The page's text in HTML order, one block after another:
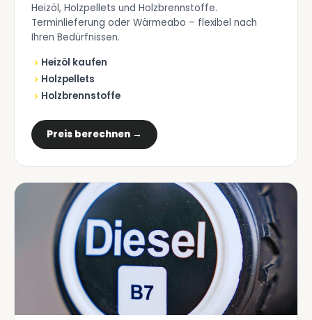
Heizöl, Holzpellets und Holzbrennstoffe.
Terminlieferung oder Wärmeabo – flexibel nach
Ihren Bedürfnissen.
Heizöl kaufen
Holzpellets
Holzbrennstoffe
Preis berechnen →